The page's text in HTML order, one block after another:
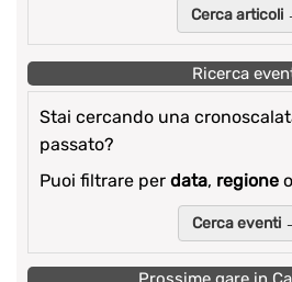
Cerca articoli
Ricerca
Stai cercando una
passato?
Puoi filtrare per data, regione o
Cerca eventi